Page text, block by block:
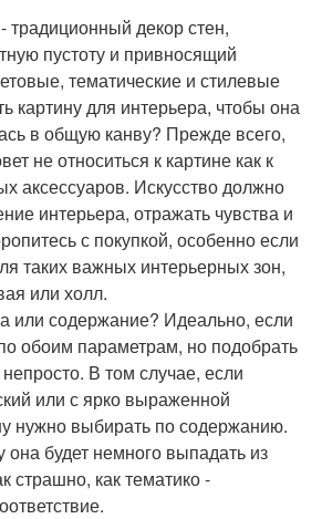
традиционный декор стен,
пустоту и привносящий
тематические и стилевые
картину для интерьера, чтобы она
в общую канву? Прежде всего,
не относиться к картине как к
аксессуаров. Искусство должно
интерьера, отражать чувства и
с покупкой, особенно если
таких важных интерьерных зон,
или холл.
или содержание? Идеально, если
обоим параметрам, но подобрать
В том случае, если
или с ярко выраженной
нужно выбирать по содержанию.
она будет немного выпадать из
страшно, как тематико -